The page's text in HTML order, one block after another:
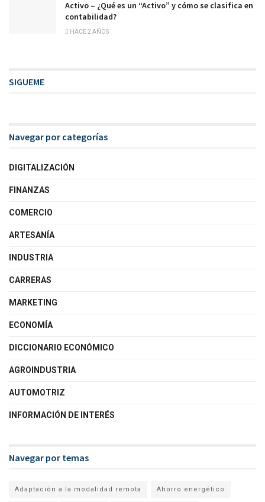
Activo – ¿Qué es un “Activo” y cómo se clasifica en
contabilidad?
HACE 2 AÑOS
SIGUEME
Navegar por categorías
DIGITALIZACIÓN
FINANZAS
COMERCIO
ARTESANÍA
INDUSTRIA
CARRERAS
MARKETING
ECONOMÍA
DICCIONARIO ECONÓMICO
AGROINDUSTRIA
AUTOMOTRIZ
INFORMACIÓN DE INTERÉS
Navegar por temas
Adaptación a la modalidad remota Ahorro energético